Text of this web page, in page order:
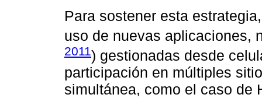
Para sostener esta
uso de nuevas aplicaciones,
2011) gestionadas desde
participación en múltiples
simultánea, como el caso de